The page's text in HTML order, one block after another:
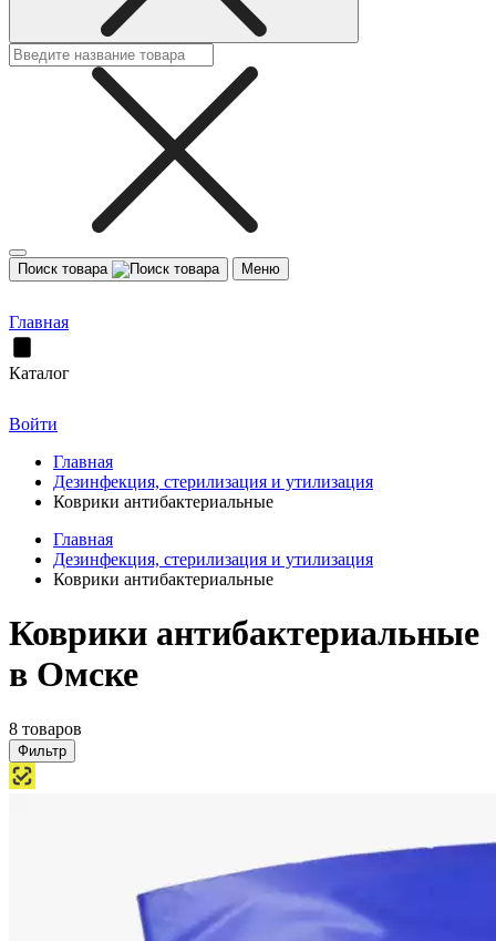
Поиск товара Меню
Главная
Каталог
Войти
Главная
Дезинфекция, стерилизация и утилизация
Коврики антибактериальные
Главная
Дезинфекция, стерилизация и утилизация
Коврики антибактериальные
Коврики антибактериальные
в Омске
8 товаров
Фильтр